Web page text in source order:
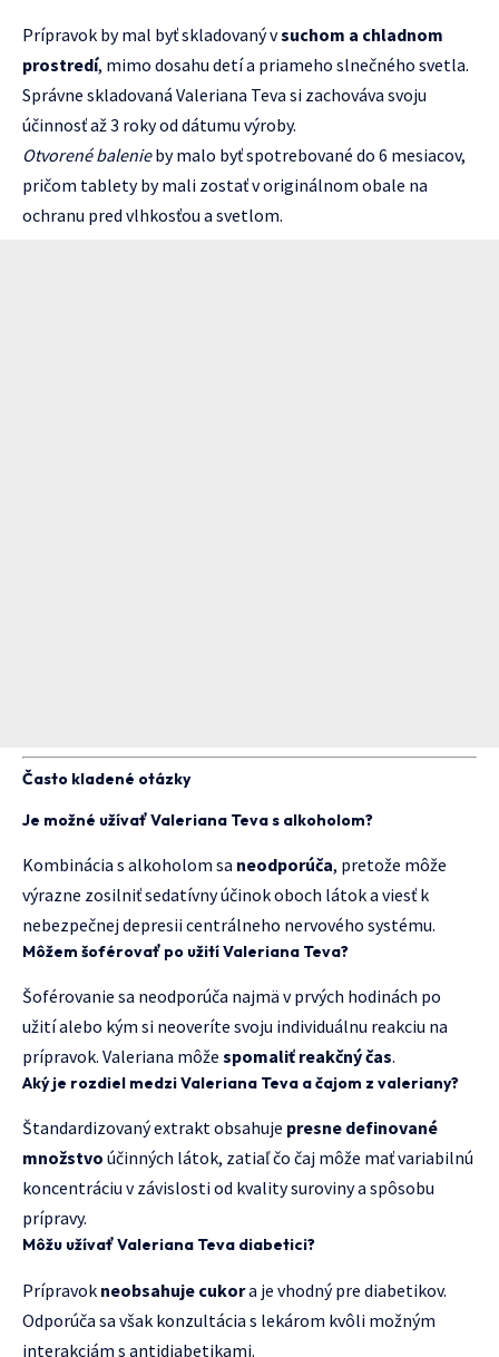
Prípravok by mal byť skladovaný vsuchom a chladnom
prostredí, mimo dosahu detí a priameho slnečného svetla.
Správne skladovaná Valeriana Teva si zachováva svoju
účinnosť až 3 roky od dátumu výroby.
Otvorené balenieby malo byť spotrebované do 6 mesiacov,
pričom tablety by mali zostať v originálnom obale na
ochranu pred vlhkosťou a svetlom.
Často kladené otázky
Je možné užívať Valeriana Teva s alkoholom?
Kombinácia s alkoholom sa neodporúča, pretože môže
výrazne zosilniť sedatívny účinok oboch látok a viesť k
nebezpečnej depresii centrálneho nervového systému.
Môžem šoférovať po užití Valeriana Teva?
Šoférovanie sa neodporúča najmä v prvých hodinách po
užití alebo kým si neoveríte svoju individuálnu reakciu na
prípravok. Valeriana môže spomaliť reakčný čas.
Aký je rozdiel medzi Valeriana Teva a čajom z valeriany?
Štandardizovaný extrakt obsahuje presne definované
množstvo účinných látok, zatiaľ čo čaj môže mať variabilnú
koncentráciu v závislosti od kvality suroviny a spôsobu
prípravy.
Môžu užívať Valeriana Teva diabetici?
Prípravok neobsahuje cukora je vhodný pre diabetikov.
Odporúča sa však konzultácia s lekárom kvôli možným
interakciám s antidiabetikami.